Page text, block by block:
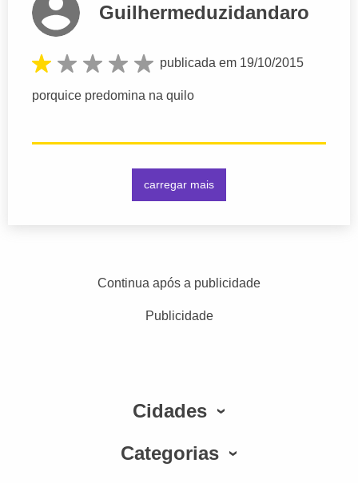
Guilhermeduzidandaro
publicada em 19/10/2015
porquice predomina na quilo
carregar mais
Continua após a publicidade
Publicidade
Cidades
Categorias